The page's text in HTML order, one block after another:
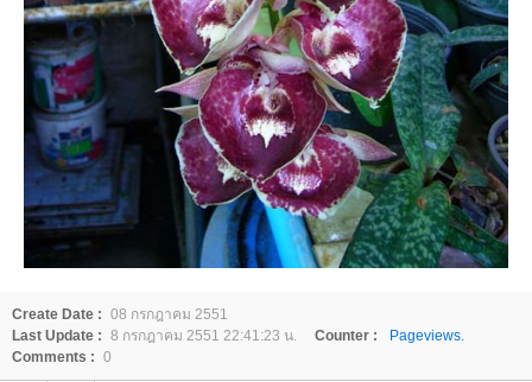
Create Date : 08 กรกฎาคม 2551
Last Update : 8 กรกฎาคม 2551 22:41:23 น. Counter :
Pageviews.
Comments : 0